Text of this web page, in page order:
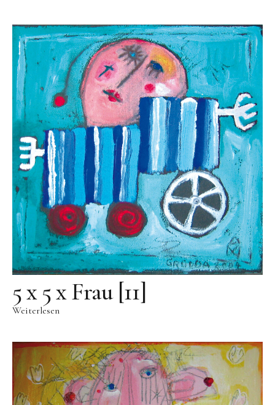
Gießereien
Gießerei Rom
Blau-Miau
Der verträumte König
Rastender Narr
Der Sprung
Wolkenpelztier
Gießerei Volvera/Turin
Papagena
Vita
Videos
Kontakt
Kontakt
Wegbeschreibung
5 x 5 x Frau [11]
Weiterlesen